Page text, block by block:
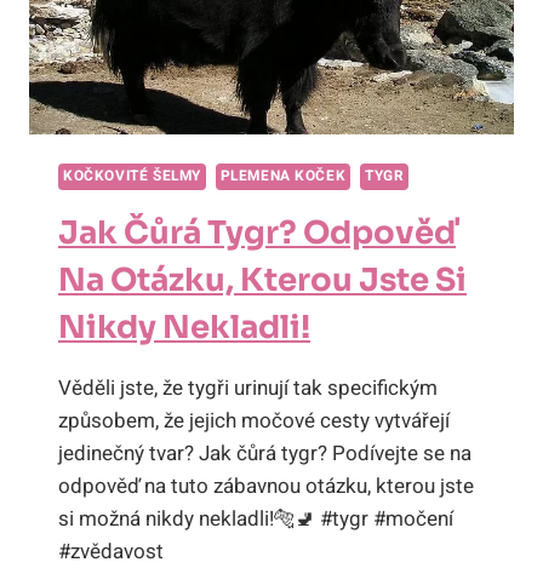
KOČKOVITÉ ŠELMY PLEMENA KOČEK TYGR
Jak Čůrá Tygr? Odpověď
Na Otázku, Kterou Jste Si
Nikdy Nekladli!
Věděli jste, že tygři urinují tak specifickým
způsobem, že jejich močové cesty vytvářejí
jedinečný tvar? Jak čůrá tygr? Podívejte se na
odpověď na tuto zábavnou otázku, kterou jste
si možná nikdy nekladli!🐅🚽 #tygr #močení
#zvědavost